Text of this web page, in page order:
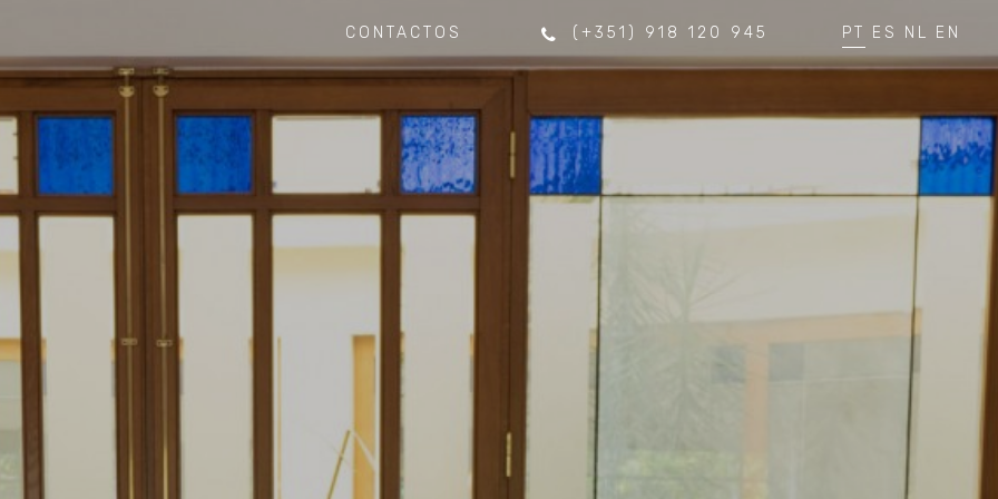
CONTACTOS (+351) 918 120 945 PT ES NL EN